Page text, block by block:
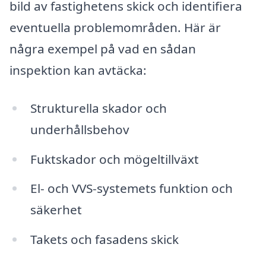
bild av fastighetens skick och identifiera
eventuella problemområden. Här är
några exempel på vad en sådan
inspektion kan avtäcka:
Strukturella skador och
underhållsbehov
Fuktskador och mögeltillväxt
El- och VVS-systemets funktion och
säkerhet
Takets och fasadens skick